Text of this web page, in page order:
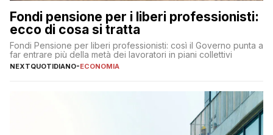
Fondi pensione per i liberi professionisti:
ecco di cosa si tratta
Fondi Pensione per liberi professionisti: così il Governo punta a
far entrare più della metà dei lavoratori in piani collettivi
NEXTQUOTIDIANO-ECONOMIA